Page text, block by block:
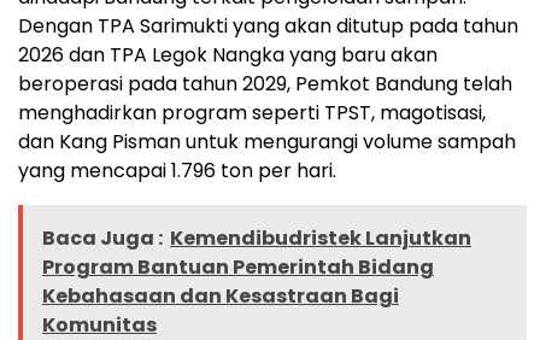
Dengan TPA Sarimukti yang akan ditutup pada tahun
2026 dan TPA Legok Nangka yang baru akan
beroperasi pada tahun 2029, Pemkot Bandung telah
menghadirkan program seperti TPST, magotisasi,
dan Kang Pisman untuk mengurangi volume sampah
yang mencapai 1.796 ton per hari.
Baca Juga : Kemendibudristek Lanjutkan
Program Bantuan Pemerintah Bidang
Kebahasaan dan Kesastraan Bagi
Komunitas